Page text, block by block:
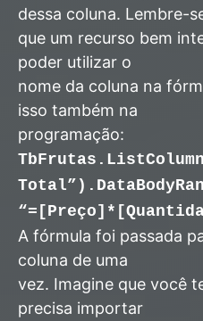
dessa coluna. Lembre-
que um recurso bem
poder utilizar o
nome da coluna na
isso também na
programação:
A fórmula foi passada
coluna de uma
vez. Imagine que você
precisa importar